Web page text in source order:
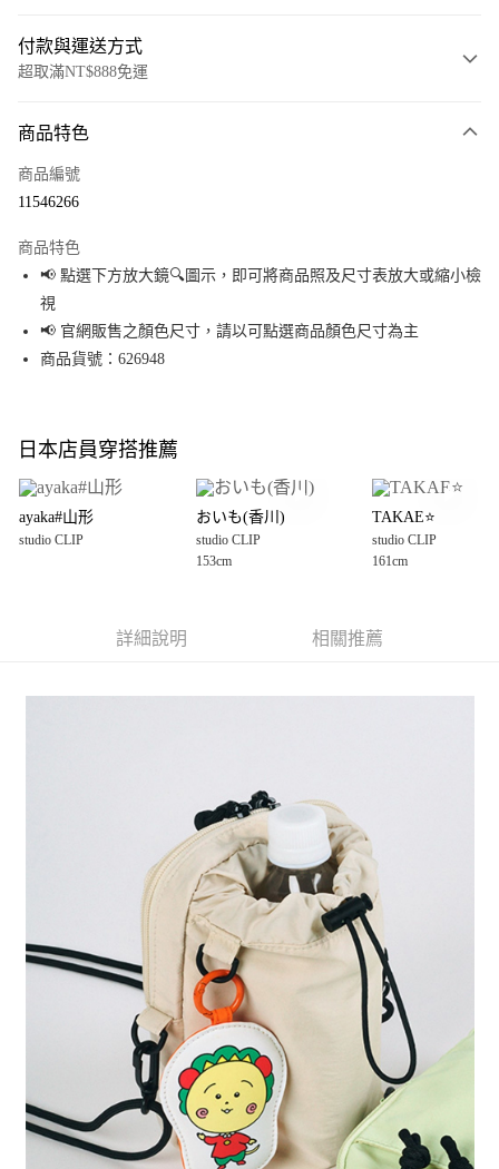
付款與運送方式
超取滿NT$888免運
信用卡一次付款
Apple Pay
街口支付
悠遊付
全盈+PAY
大哥付你分期
【大哥付你分期使用說明】
1.本服務由台灣大哥大提供，台灣大哥大用戶可立即使用無須另外申請。
2.付款方式選擇「大哥付你分期」，訂單成立後會自動跳轉到大哥付的交易
3.實際核准額度、可分期數及費用金額請依後續交易確認頁面所載為準。
4.訂單成立30分鐘內，如未前往確認交易或遇審核未通過，訂單將自動取
帳／街口支付／iPASS MONEY」等通路繳費。
1.本服務係由「台灣大哥大股份有限公司」（以下簡稱本公司）所提供，讓
用戶於交易時，得透過本服務購買商品或服務，並由商店將買賣／分期付款
買賣價金債權讓與本公司後，依約使用本公司帳單繳交帳款。
2.基於同意付款使用「大哥付你分期」之契約關係目的，商店將以您的個人
資料（包含姓名、電話或地址）提供予台灣大哥大進項蒐集、處理及利用，
由本公司與您本人進行分期帳單所需資料之確認、核對及更正。
3.完整用戶服務條款，請詳閱以下連結：
https://oppay.tw/userRule
AFTEE先享後付
３．安心：先確認商品／服務後，再付款。
２．訂單成立數日內，您將收到繳費通知簡訊。
３．收到繳費通知簡訊後14天內，點擊此簡訊中的連結，可透過四大超商／
ATM／網路銀行／等多元方式進行付款，方視為交易完成。
※ 請注意：結帳手續完成當下不需立刻繳費，但若您需要取消訂單，請聯絡
購買商品的店家。未經商家同意取消之訂單仍視為有效，需透過AFTEE先享
後付繳納相關費用。
※ 交易是否成功請以「AFTEE先享後付 」之結帳頁面顯示為準，若有關於
是否繳費成功／繳費後需取消欲退款等相關疑問，請聯繫「AFTEE先享後付
客戶支援中心」https://netprotections.freshdesk.com/support/home
１．透過由恩沛科技股份有限公司提供之「AFTEE先享後付」服務完成之交
易，需依本服務之必要範圍內提供個人資料，並將交易相關給付款項請求債
權轉讓予恩沛科技股份有限公司。
２．關於個人資料處理事宜，請瀏覽以下網址：
https://aftee.tw/terms/#terms3
３．未成年的使用者請事先徵得法定代理人或監護人之同意方可使用
「AFTEE先享後付」，若未經同意申辦者引起之損失，本公司不負相關責
任。
４．使用「AFTEE先享後付」時，將依據個別帳號之用戶狀況，依本公司即
每筆NT$80，滿NT$888(含以上)免運費
每筆NT$80，滿NT$1,500(含以上)免運費
每筆NT$80，滿NT$1,500(含以上)免運費
宅配
每筆NT$80，滿NT$1,500(含以上)免運費
商品特色
商品編號
11546266
商品特色
📢 點選下方放大鏡🔍圖示，即可將商品照及尺寸表放大或縮小檢
視
📢 官網販售之顏色尺寸，請以可點選商品顏色尺寸為主
商品貨號：626948
日本店員穿搭推薦
ayaka#山形
studio CLIP
おいも(香川)
studio CLIP
153cm
TAKAE⭐️
studio CLIP
161cm
詳細說明 相關推薦